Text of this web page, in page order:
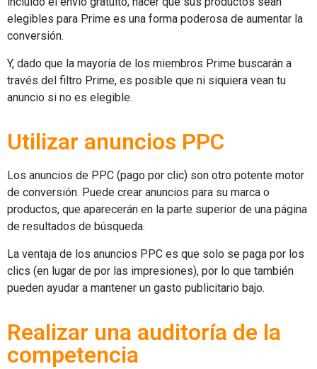
elegibles para Prime es una forma poderosa de aumentar la
conversión.
Y, dado que la mayoría de los miembros Prime buscarán a
través del filtro Prime, es posible que ni siquiera vean tu
anuncio si no es elegible.
Utilizar anuncios PPC
Los anuncios de PPC (pago por clic) son otro potente motor
de conversión. Puede crear anuncios para su marca o
productos, que aparecerán en la parte superior de una página
de resultados de búsqueda.
La ventaja de los anuncios PPC es que solo se paga por los
clics (en lugar de por las impresiones), por lo que también
pueden ayudar a mantener un gasto publicitario bajo.
Realizar una auditoría de la
competencia